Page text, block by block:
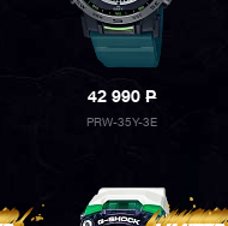
42 990P
PRW-35Y-3E